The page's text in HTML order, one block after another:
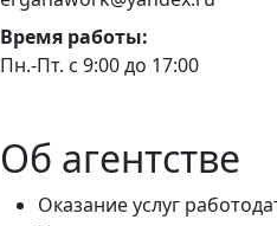
Время работы:
Пн.-Пт. с 9:00 до 17:00
Об агентстве
Оказание услуг